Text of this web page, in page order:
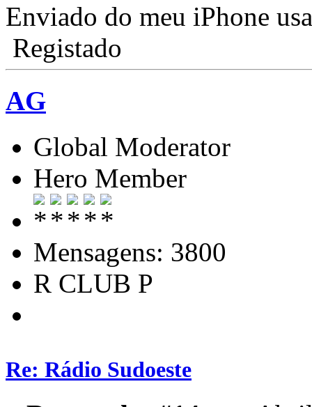
Enviado do meu iPhone
Registado
AG
Global Moderator
Hero Member
Mensagens: 3800
R CLUB P
Re: Rádio Sudoeste